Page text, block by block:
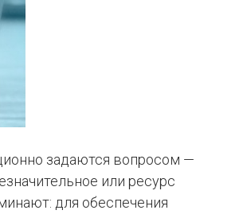
задаются вопросом —
или ресурс
для обеспечения